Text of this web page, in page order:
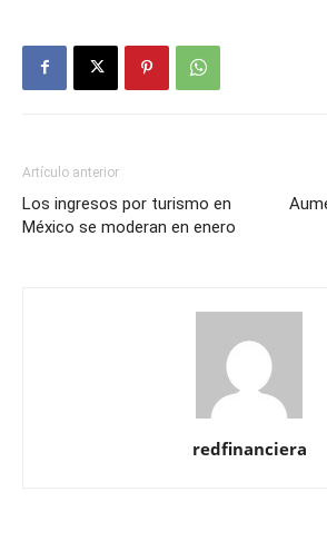
Artículo anterior
Los ingresos por turismo en
México se moderan en enero
redfinanciera